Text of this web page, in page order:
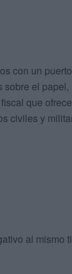
con un
el
que
civiles y
al mismo